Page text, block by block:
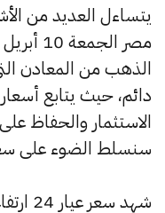
يتساءل العديد من
الذهب من المعادن
دائم، حيث يتابع
الاستثمار والحفاظ
سنسلط الضوء على